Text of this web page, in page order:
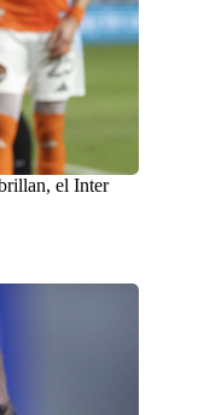
el Inter